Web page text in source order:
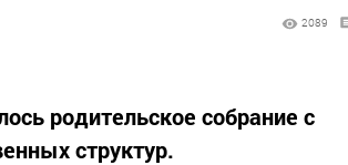
2089
родительское собрание с
структур.